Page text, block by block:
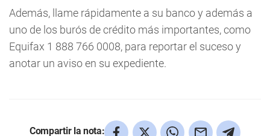
Además, llame rápidamente a su banco y además a
uno de los burós de crédito más importantes, como
Equifax 1 888 766 0008, para reportar el suceso y
anotar un aviso en su expediente.
Compartir la nota: